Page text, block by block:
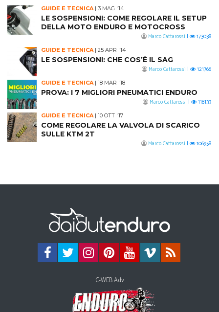
GUIDE E TECNICA | 3 MAG '14
LE SOSPENSIONI: COME REGOLARE IL SETUP
DELLA MOTO ENDURO E MOTOCROSS
Marco Cattarossi | 173038
GUIDE E TECNICA | 25 APR '14
LE SOSPENSIONI: CHE COS’È IL SAG
Marco Cattarossi | 121766
GUIDE E TECNICA | 18 MAR '18
PROVA: I 7 MIGLIORI PNEUMATICI ENDURO
Marco Cattarossi | 118133
GUIDE E TECNICA | 10 OTT '17
COME REGOLARE LA VALVOLA DI SCARICO
SULLE KTM 2T
Marco Cattarossi | 106958
C-WEB Adv